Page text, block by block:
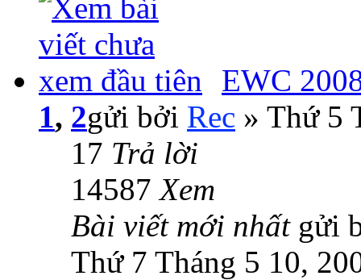
EWC
1, 2gửi bởi Rec » Thứ 5
17 Trả lời
14587Xem
Bài viết mới nhất gửi
Thứ 7 Tháng 5 10,